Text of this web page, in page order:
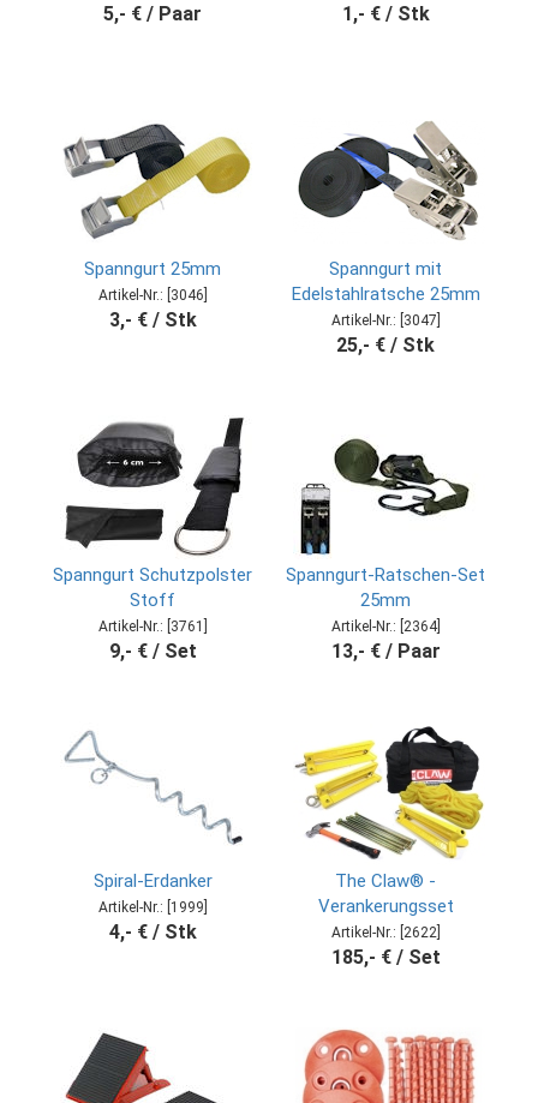
5,- € / Paar 1,- € / Stk
Spanngurt 25mm
Artikel-Nr.: [3046]
3,- € / Stk
Spanngurt mit
Edelstahlratsche 25mm
Artikel-Nr.: [3047]
25,- € / Stk
Spanngurt Schutzpolster
Stoff
Artikel-Nr.: [3761]
9,- € / Set
Spanngurt-Ratschen-Set
25mm
Artikel-Nr.: [2364]
13,- € / Paar
Spiral-Erdanker
Artikel-Nr.: [1999]
4,- € / Stk
The Claw® -
Verankerungsset
Artikel-Nr.: [2622]
185,- € / Set